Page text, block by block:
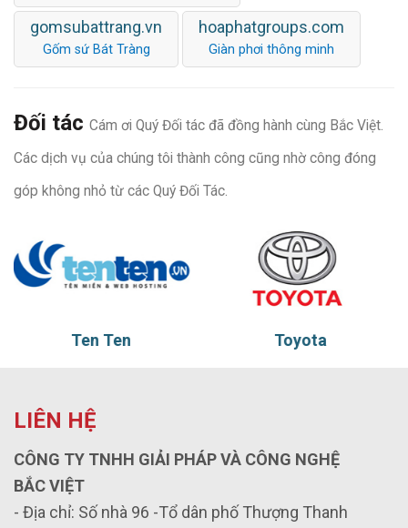
gomsubattrang.vn
Gốm sứ Bát Tràng
hoaphatgroups.com
Giàn phơi thông minh
Đối tác Cám ơi Quý Đối tác đã đồng hành cùng Bắc Việt.
Các dịch vụ của chúng tôi thành công cũng nhờ công đóng
góp không nhỏ từ các Quý Đối Tác.
Toyota Tadu
LIÊN HỆ
CÔNG TY TNHH GIẢI PHÁP VÀ CÔNG NGHỆ
BẮC VIỆT
- Địa chỉ: Số nhà 96 -Tổ dân phố Thượng Thanh